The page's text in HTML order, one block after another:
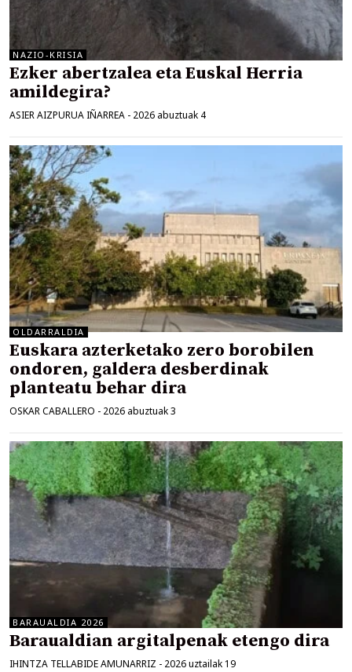
NAZIO-KRISIA
Ezker abertzalea eta Euskal Herria
amildegira?
ASIER AIZPURUA IÑARREA - 2026 abuztuak 4
OLDARRALDIA
Euskara azterketako zero borobilen
ondoren, galdera desberdinak
planteatu behar dira
OSKAR CABALLERO - 2026 abuztuak 3
BARAUALDIA 2026
Baraualdian argitalpenak etengo dira
IHINTZA TELLABIDE AMUNARRIZ - 2026 uztailak 19